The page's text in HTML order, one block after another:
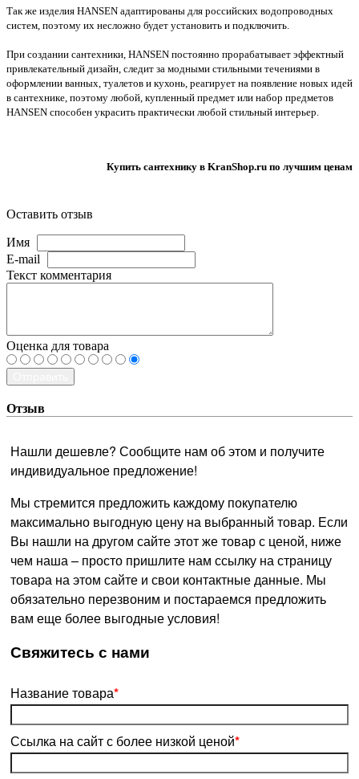
Так же изделия HANSEN адаптированы для российских водопроводных
систем, поэтому их несложно будет установить и подключить.
При создании сантехники, HANSEN постоянно прорабатывает эффектный
привлекательный дизайн, следит за модными стильными течениями в
оформлении ванных, туалетов и кухонь, реагирует на появление новых идей
в сантехнике, поэтому любой, купленный предмет или набор предметов
HANSEN способен украсить практически любой стильный интерьер.
Купить сантехнику в KranShop.ru по лучшим ценам
Оставить отзыв
Имя
E-mail
Текст комментария
Оценка для товара
Отзыв
Нашли дешевле? Сообщите нам об этом и получите
индивидуальное предложение!
Мы стремится предложить каждому покупателю
максимально выгодную цену на выбранный товар. Если
Вы нашли на другом сайте этот же товар с ценой, ниже
чем наша – просто пришлите нам ссылку на страницу
товара на этом сайте и свои контактные данные. Мы
обязательно перезвоним и постараемся предложить
вам еще более выгодные условия!
­Свяжитесь с нами
Название товара*
Ссылка на сайт с более низкой ценой*